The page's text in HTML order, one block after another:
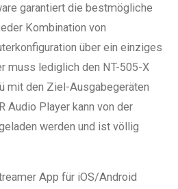
garantiert die bestmögliche
Kombination von
über ein einziges
muss lediglich den NT-505-X
mit den Ziel-Ausgabegeräten
Audio Player kann von der
werden und ist völlig
App für iOS/Android